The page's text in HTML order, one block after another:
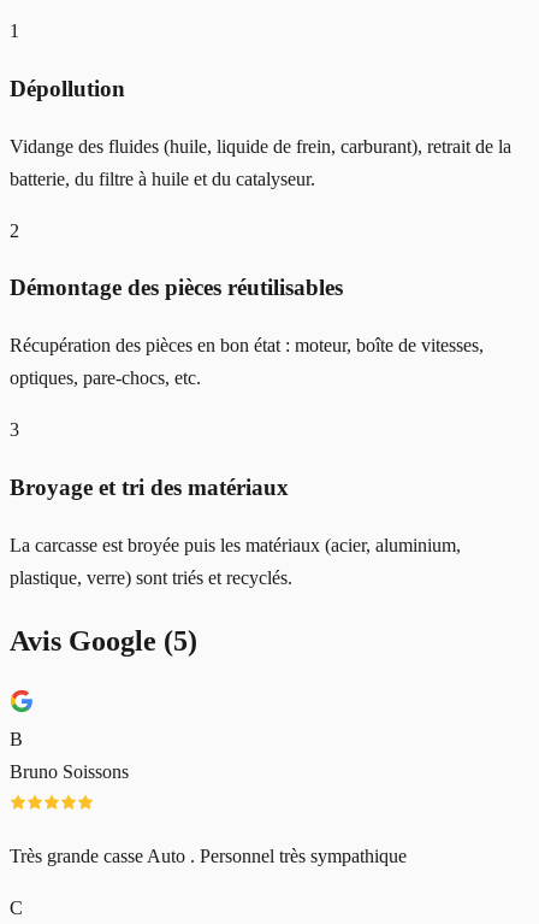
1
Dépollution
Vidange des fluides (huile, liquide de frein, carburant), retrait de la
batterie, du filtre à huile et du catalyseur.
2
Démontage des pièces réutilisables
Récupération des pièces en bon état : moteur, boîte de vitesses,
optiques, pare-chocs, etc.
3
Broyage et tri des matériaux
La carcasse est broyée puis les matériaux (acier, aluminium,
plastique, verre) sont triés et recyclés.
Avis Google (5)
B
Bruno Soissons
Très grande casse Auto . Personnel très sympathique
C